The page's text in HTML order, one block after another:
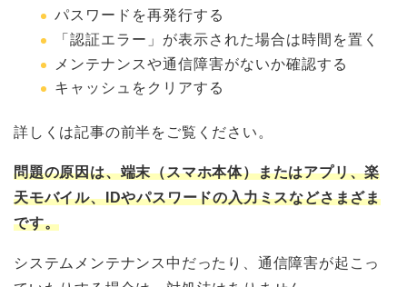
パスワードを再発行する
「認証エラー」が表示された場合は時間を置く
メンテナンスや通信障害がないか確認する
キャッシュをクリアする
詳しくは記事の前半をご覧ください。
問題の原因は、端末（スマホ本体）またはアプリ、楽
天モバイル、IDやパスワードの入力ミスなどさまざま
です。
システムメンテナンス中だったり、通信障害が起こっ